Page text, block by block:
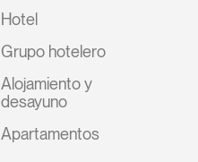
Hotel
Grupo hotelero
Alojamiento y
desayuno
Apartamentos